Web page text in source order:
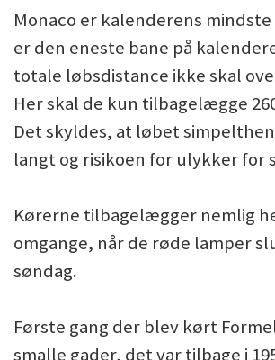
Monaco er kalenderens
er den eneste bane på
totale løbsdistance ikke skal
Her skal de kun tilbagelægge
Det skyldes, at løbet
langt og risikoen for ulykker for
Kørerne tilbagelægger nemlig
omgange, når de røde lamper
søndag.
Første gang der blev kørt
smalle gader, det var tilbage i